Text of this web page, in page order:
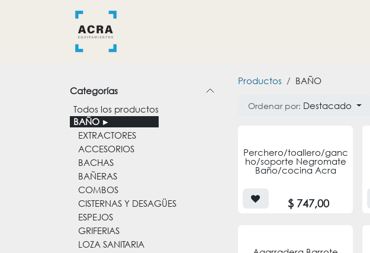
Categorías
Todos los productos
BAÑO
EXTRACTORES
ACCESORIOS
BACHAS
BAÑERAS
COMBOS
CISTERNAS Y DESAGÜES
ESPEJOS
GRIFERIAS
LOZA SANITARIA
Productos BAÑO
Ordenar por: Destacado
Perchero/toallero/ganc
ho/soporte Negromate
Baño/cocina Acra
$ 747,00